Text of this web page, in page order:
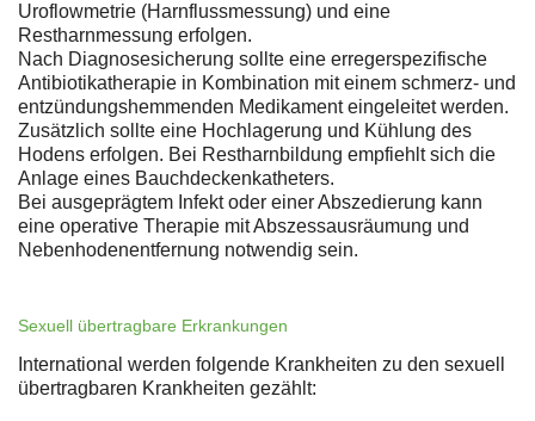
Uroflowmetrie (Harnflussmessung) und eine
Restharnmessung erfolgen.
Nach Diagnosesicherung sollte eine erregerspezifische
Antibiotikatherapie in Kombination mit einem schmerz- und
entzündungshemmenden Medikament eingeleitet werden.
Zusätzlich sollte eine Hochlagerung und Kühlung des
Hodens erfolgen. Bei Restharnbildung empfiehlt sich die
Anlage eines Bauchdeckenkatheters.
Bei ausgeprägtem Infekt oder einer Abszedierung kann
eine operative Therapie mit Abszessausräumung und
Nebenhodenentfernung notwendig sein.
Sexuell übertragbare Erkrankungen
International werden folgende Krankheiten zu den sexuell
übertragbaren Krankheiten gezählt: